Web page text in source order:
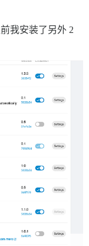
我安装了另外 2